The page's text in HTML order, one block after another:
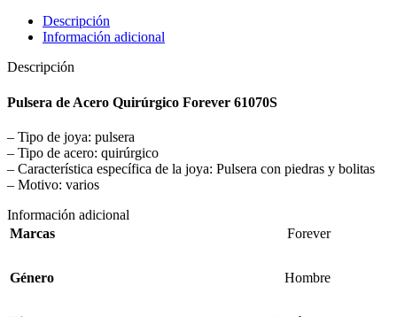
Descripción
Información adicional
Descripción
Pulsera de Acero Quirúrgico Forever 61070S
– Tipo de joya: pulsera
– Tipo de acero: quirúrgico
– Característica específica de la joya: Pulsera con piedras y bolitas
– Motivo: varios
Información adicional
Marcas
Forever
Género Hombre